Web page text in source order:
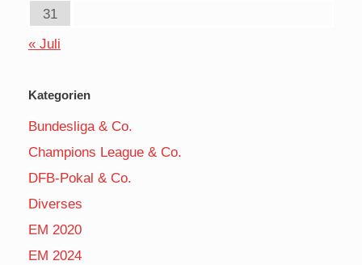
31
« Juli
Kategorien
Bundesliga & Co.
Champions League & Co.
DFB-Pokal & Co.
Diverses
EM 2020
EM 2024